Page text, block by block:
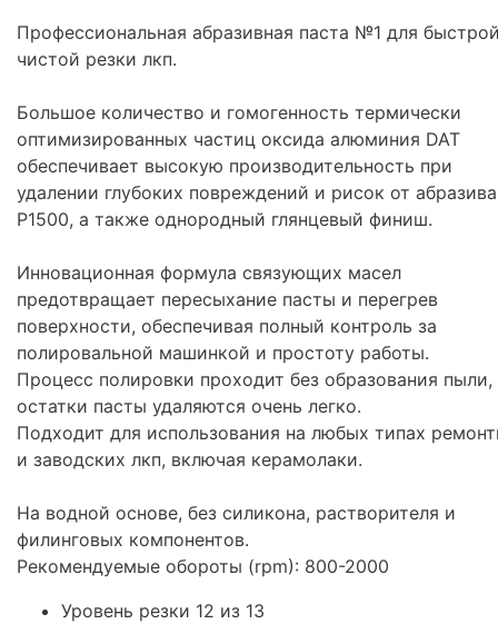
Профессиональная абразивная паста №1 для
чистой резки лкп.
Большое количество и гомогенность термически
оптимизированных частиц оксида алюминия DAT
обеспечивает высокую производительность при
удалении глубоких повреждений и рисок от абразива
P1500, а также однородный глянцевый финиш.
Инновационная формула связующих масел
предотвращает пересыхание пасты и перегрев
поверхности, обеспечивая полный контроль за
полировальной машинкой и простоту работы.
Процесс полировки проходит без образования пыли,
остатки пасты удаляются очень легко.
Подходит для использования на любых типах
и заводских лкп, включая керамолаки.
На водной основе, без силикона, растворителя и
филинговых компонентов.
Рекомендуемые обороты (rpm): 800-2000
Уровень резки 12 из 13